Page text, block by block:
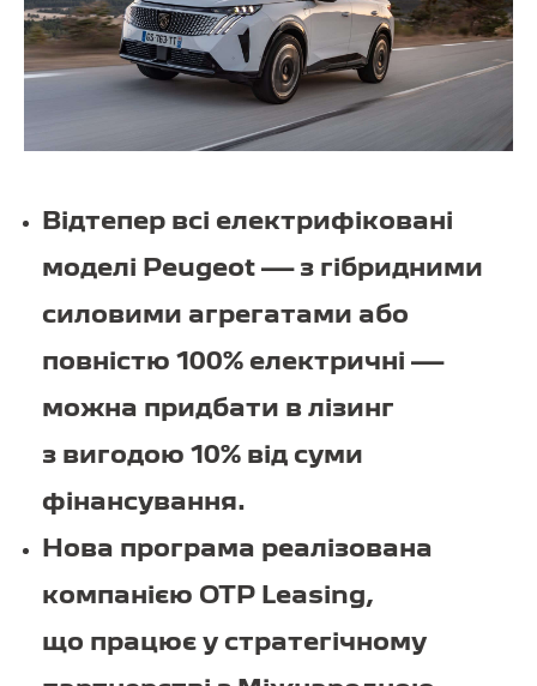
Відтепер всі електрифіковані
моделі Peugeot — з гібридними
силовими агрегатами або
повністю 100% електричні —
можна придбати в лізинг
з вигодою 10% від суми
фінансування.
Нова програма реалізована
компанією OTP Leasing,
що працює у стратегічному